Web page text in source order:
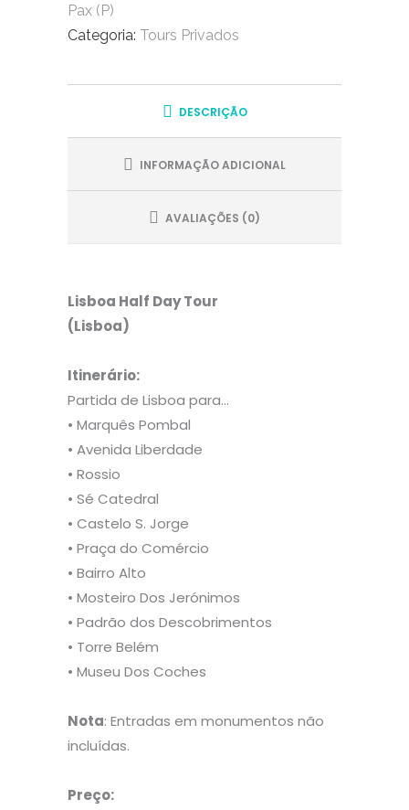
Mini
Bus
Pax
quantity
Pax (P)
Categoria: Tours Privados
DESCRIÇÃO
INFORMAÇÃO ADICIONAL
AVALIAÇÕES (0)
Lisboa Half Day Tour
(Lisboa)
Itinerário:
Partida de Lisboa para…
• Marquês Pombal
• Avenida Liberdade
• Rossio
• Sé Catedral
• Castelo S. Jorge
• Praça do Comércio
• Bairro Alto
• Mosteiro Dos Jerónimos
• Padrão dos Descobrimentos
• Torre Belém
• Museu Dos Coches
Nota: Entradas em monumentos não
incluídas.
Preço: